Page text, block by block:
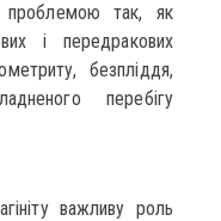
проблемою так, як
і передракових
безпліддя,
перебігу
важливу роль